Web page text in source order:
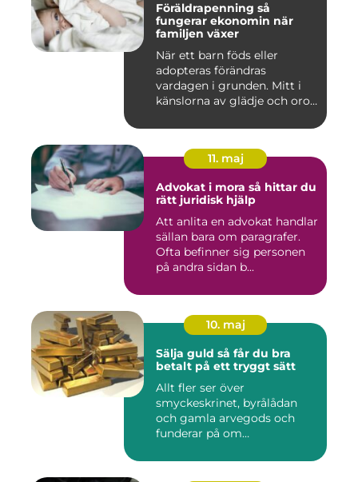
Föräldrapenning så
fungerar ekonomin när
familjen växer
När ett barn föds eller
adopteras förändras
vardagen i grunden. Mitt i
känslorna av glädje och oro
11. maj
Advokat i mora så hittar du
rätt juridisk hjälp
Att anlita en advokat handlar
sällan bara om paragrafer.
Ofta befinner sig personen
på andra sidan b...
10. maj
Sälja guld så får du bra
betalt på ett tryggt sätt
Allt fler ser över
smyckeskrinet, byrålådan
och gamla arvegods och
funderar på om